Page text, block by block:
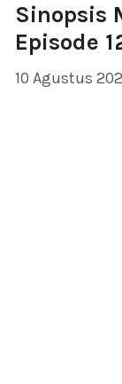
Sinopsis
Episode
10 Agustus